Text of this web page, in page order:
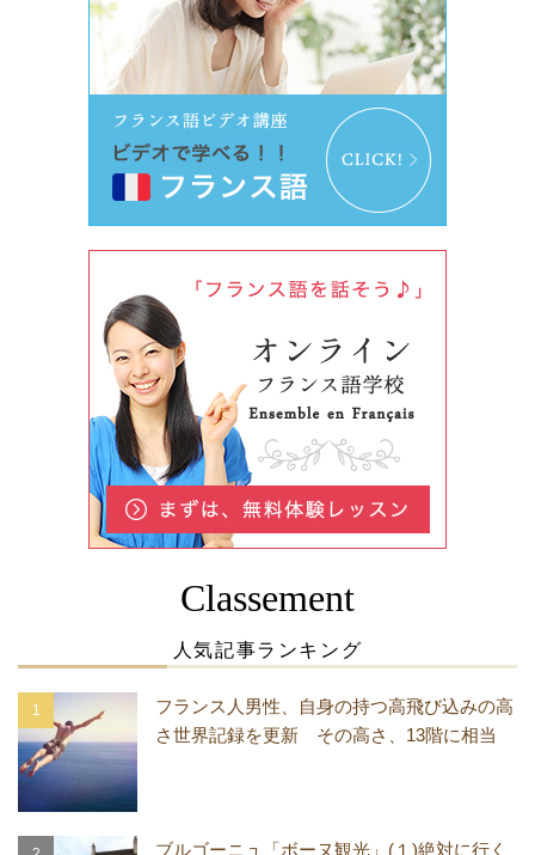
Classement
人気記事ランキング
フランス人男性、自身の持つ高飛び込みの高
さ世界記録を更新 その高さ、13階に相当
ブルゴーニュ「ボーヌ観光」(１)絶対に行く